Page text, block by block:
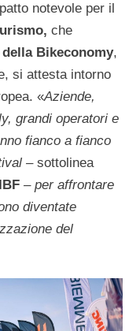
notevole per il
che
Bikeconomy,
si attesta intorno
«Aziende,
grandi operatori e
fianco a fianco
–sottolinea
IBF – per affrontare
diventate
del